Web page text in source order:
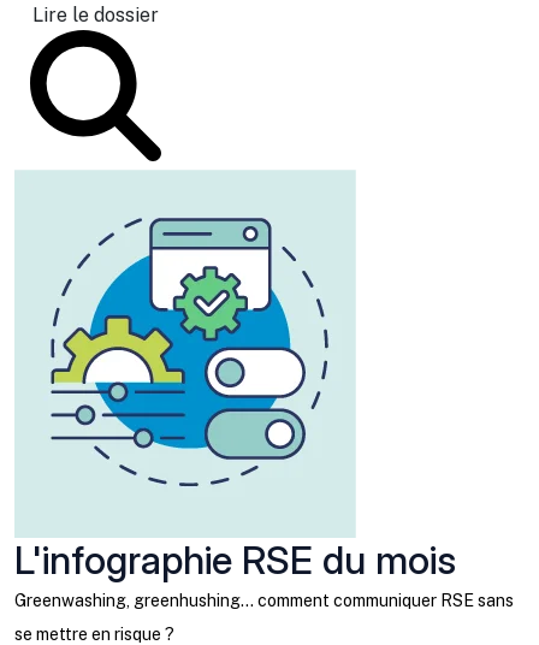
Lire le dossier
L'infographie RSE du mois
Greenwashing, greenhushing… comment communiquer RSE sans
se mettre en risque ?